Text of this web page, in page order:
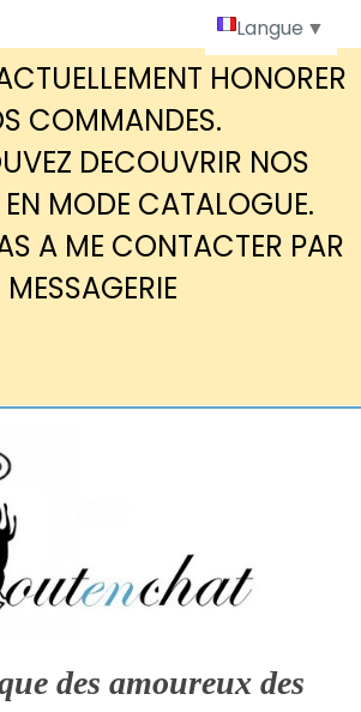
HONORER
COMMANDES.
DECOUVRIR NOS
EN MODE CATALOGUE.
A ME CONTACTER PAR
MESSAGERIE
des amoureux des
Langue ▼